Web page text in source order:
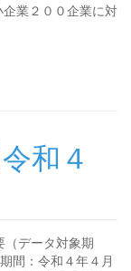
業２００企業に対
和４
データ対象期
間：令和４年４月